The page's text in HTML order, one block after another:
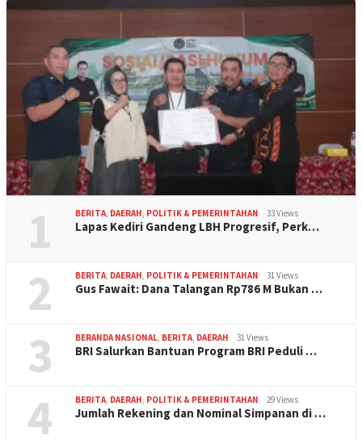
1 BERITA, DAERAH, POLITIK & PEMERINTAHAN 33 Views
Lapas Kediri Gandeng LBH Progresif, Perk…
2 BERITA, DAERAH, POLITIK & PEMERINTAHAN 31 Views
Gus Fawait: Dana Talangan Rp786 M Bukan …
3 BERANDA NASIONAL, BERITA, DAERAH 31 Views
BRI Salurkan Bantuan Program BRI Peduli …
4 BERITA, DAERAH, POLITIK & PEMERINTAHAN 29 Views
Jumlah Rekening dan Nominal Simpanan di …